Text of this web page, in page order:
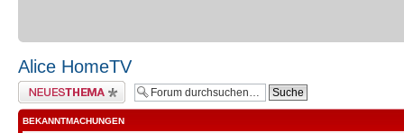
Alice HomeTV
Neues Thema erstellen
BEKANNTMACHUNGEN